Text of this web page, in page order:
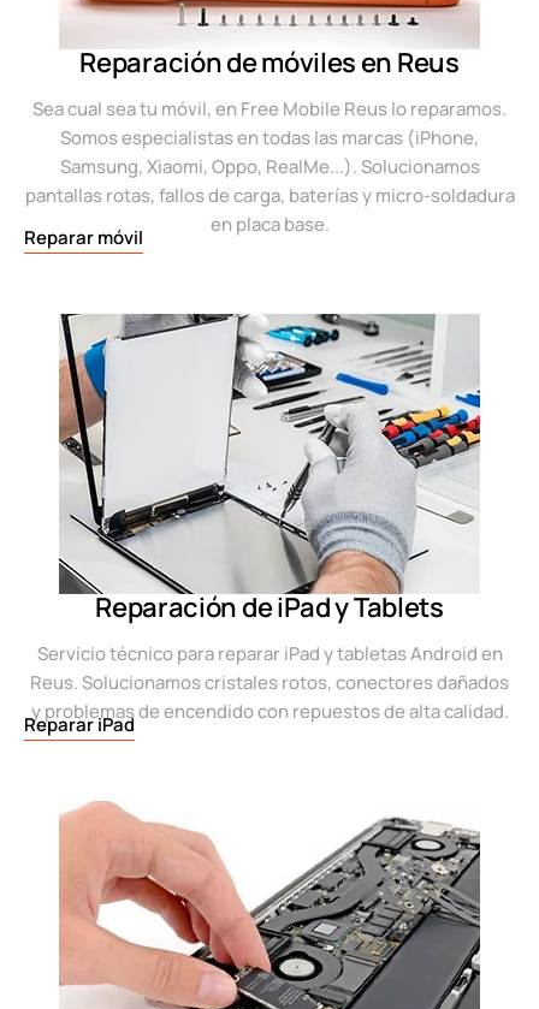
Reparación de móviles en Reus
Sea cual sea tu móvil, en Free Mobile Reus lo reparamos.
Somos especialistas en todas las marcas (iPhone,
Samsung, Xiaomi, Oppo, RealMe...). Solucionamos
pantallas rotas, fallos de carga, baterías y micro-soldadura
en placa base.
Reparar móvil
Reparación de iPad y Tablets
Servicio técnico para reparar iPad y tabletas Android en
Reus. Solucionamos cristales rotos, conectores dañados
y problemas de encendido con repuestos de alta calidad.
Reparar iPad